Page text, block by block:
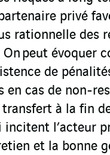
privé
rationnelle des
On peut évoquer
de
en cas de non-
transfert à la fin
l’acteur
et la bonne